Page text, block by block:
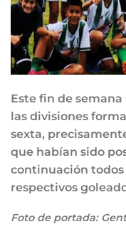
Este fin de
las divisiones
sexta,
que habían sido
continuación todos
respectivos
Foto de portada: